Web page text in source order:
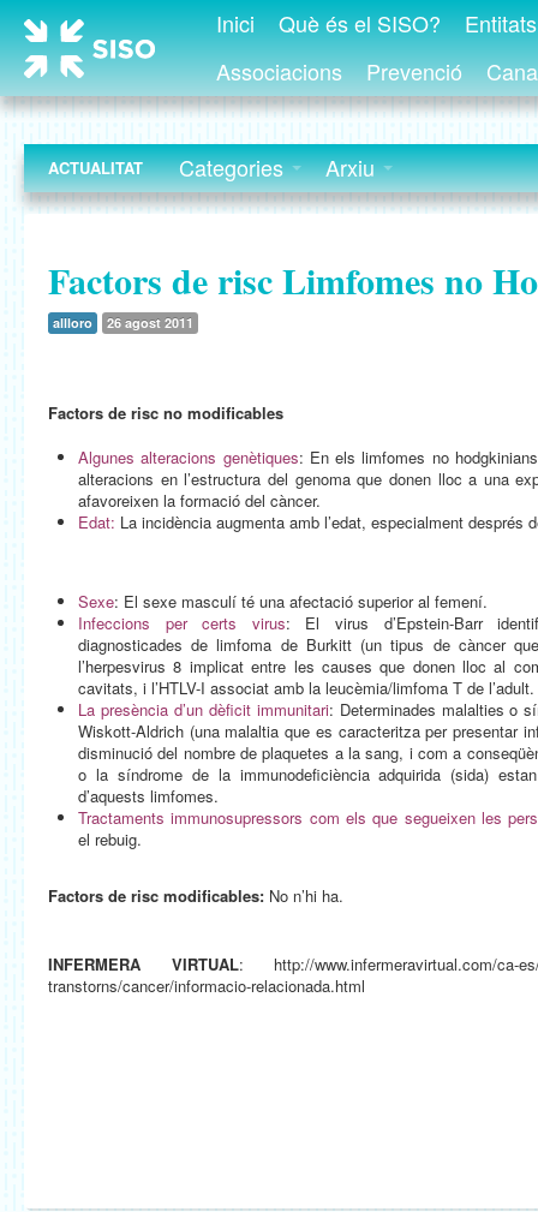
Inici Què és el SISO?
Associacions
Prevenció
ACTUALITAT Categories Arxiu
Factors de risc Limfomes no
allloro 26 agost 2011
Factors de risc no modificables
Algunes alteracions genètiques: En els limfomes no
alteracions en l’estructura del genoma que donen lloc a una
afavoreixen la formació del càncer.
Edat: La incidència augmenta amb l’edat, especialment després
Sexe: El sexe masculí té una afectació superior al femení.
Infeccions per certs virus: El virus d’Epstein-Barr
diagnosticades de limfoma de Burkitt (un tipus de càncer
l’herpesvirus 8 implicat entre les causes que donen lloc al
cavitats, i l’HTLV-I associat amb la leucèmia/limfoma T de l’adult.
La presència d’un dèficit immunitari: Determinades malalties o
Wiskott-Aldrich (una malaltia que es caracteritza per presentar
disminució del nombre de plaquetes a la sang, i com a
o la síndrome de la immunodeficiència adquirida (sida)
d’aquests limfomes.
Tractaments immunosupressors com els que segueixen les
el rebuig.
Factors de risc modificables: No n’hi ha.
INFERMERA VIRTUAL: http://www.infermeravirtual.com/ca-es/
transtorns/cancer/informacio-relacionada.html